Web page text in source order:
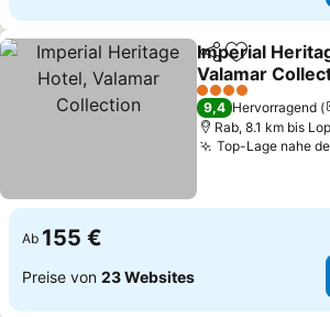
TeilenZu
Imperial
Valamar
Preise sehen
4 Sterne
9,4 Hervorragend
Rab, 8.1 km bis
Top-Lage nahe
Ab 155 €
Preise von 23 Websites